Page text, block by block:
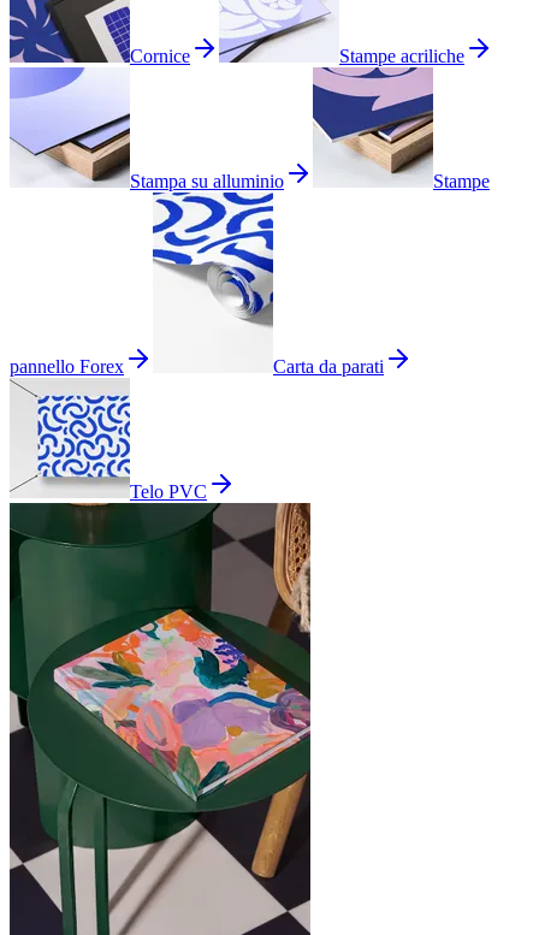
Cornice Stampe acriliche
Stampa su alluminio Stampe
pannello Forex Carta da parati
Telo PVC